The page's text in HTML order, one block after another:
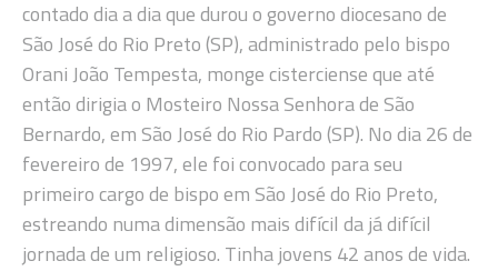
contado dia a dia que durou o governo diocesano de
São José do Rio Preto (SP), administrado pelo bispo
Orani João Tempesta, monge cisterciense que até
então dirigia o Mosteiro Nossa Senhora de São
Bernardo, em São José do Rio Pardo (SP). No dia 26 de
fevereiro de 1997, ele foi convocado para seu
primeiro cargo de bispo em São José do Rio Preto,
estreando numa dimensão mais difícil da já difícil
jornada de um religioso. Tinha jovens 42 anos de vida.